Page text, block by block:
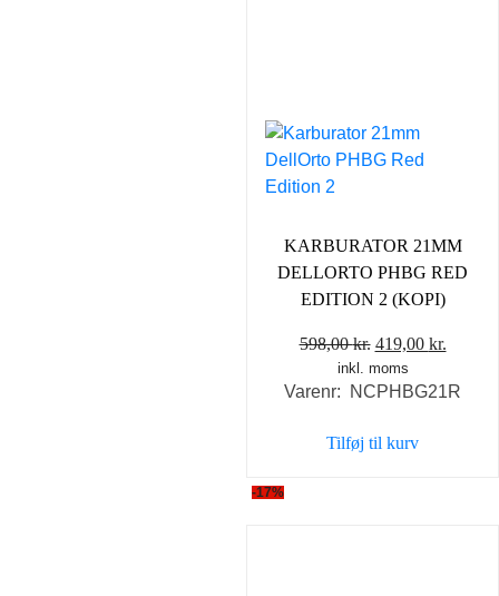
KARBURATOR 21MM
DELLORTO PHBG RED
EDITION 2 (KOPI)
598,00kr. Den
oprindelige
pris
598,00 kr..
419,00 kr.
pris
inkl. moms
Varenr: NCPHBG21R
Tilføj til kurv
-17%